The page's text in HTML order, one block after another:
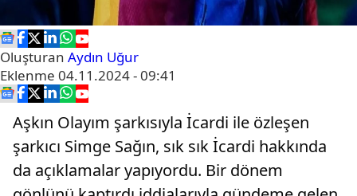
Oluşturan Aydın Uğur
Eklenme 04.11.2024 - 09:41
Aşkın Olayım şarkısıyla İcardi ile özleşen
şarkıcı Simge Sağın, sık sık İcardi hakkında
da açıklamalar yapıyordu. Bir dönem